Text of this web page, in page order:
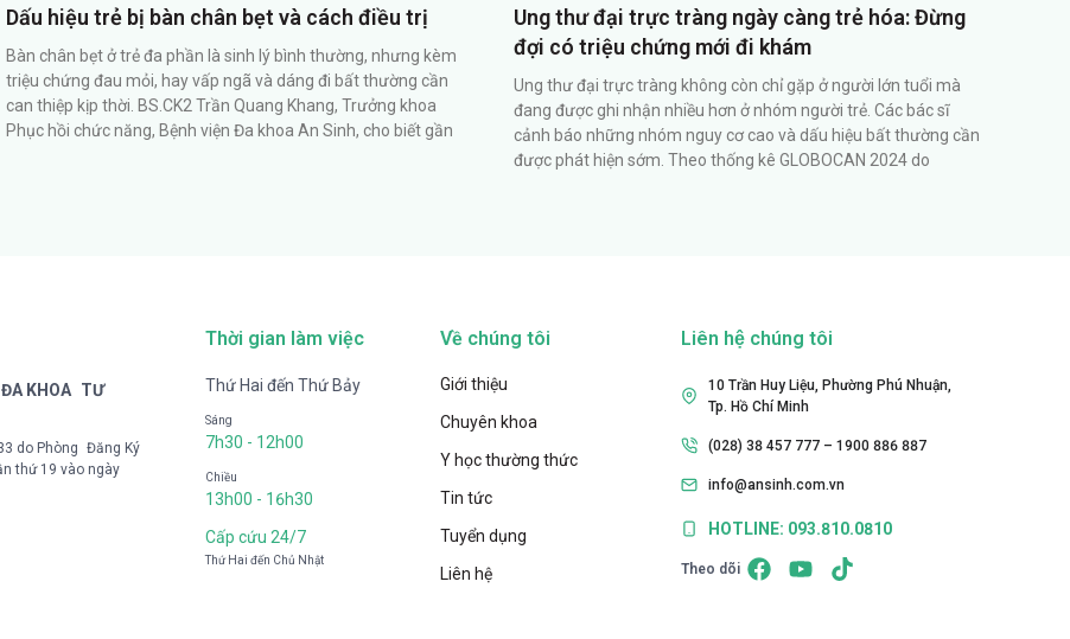
Dấu hiệu trẻ bị bàn chân bẹt và cách điều trị
Bàn chân bẹt ở trẻ đa phần là sinh lý bình thường, nhưng kèm
triệu chứng đau mỏi, hay vấp ngã và dáng đi bất thường cần
can thiệp kịp thời. BS.CK2 Trần Quang Khang, Trưởng khoa
Phục hồi chức năng, Bệnh viện Đa khoa An Sinh, cho biết gần
Ung thư đại trực tràng ngày càng trẻ hóa: Đừng
đợi có triệu chứng mới đi khám
Ung thư đại trực tràng không còn chỉ gặp ở người lớn tuổi mà
đang được ghi nhận nhiều hơn ở nhóm người trẻ. Các bác sĩ
cảnh báo những nhóm nguy cơ cao và dấu hiệu bất thường cần
được phát hiện sớm. Theo thống kê GLOBOCAN 2024 do
ĐA KHOA TƯ
do Phòng Đăng Ký
thứ 19 vào ngày
Thời gian làm việc
Thứ Hai đến Thứ Bảy
Sáng
7h30 - 12h00
Chiều
13h00 - 16h30
Cấp cứu 24/7
Thứ Hai đến Chủ Nhật
Về chúng tôi
Giới thiệu
Chuyên khoa
Y học thường thức
Tin tức
Tuyển dụng
Liên hệ
Liên hệ chúng tôi
10 Trần Huy Liệu, Phường Phú Nhuận,
Tp. Hồ Chí Minh
(028) 38 457 777 – 1900 886 887
info@ansinh.com.vn
HOTLINE: 093.810.0810
Theo dõi